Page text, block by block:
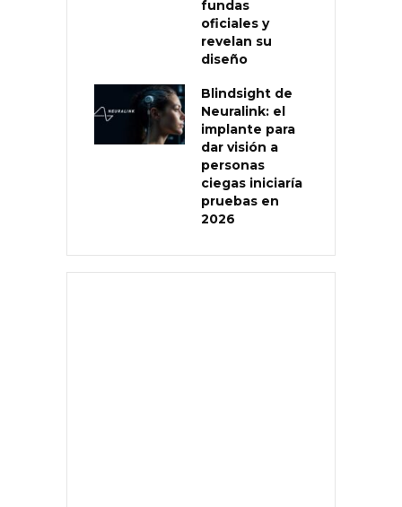
fundas
oficiales y
revelan su
diseño
Blindsight de
Neuralink: el
implante para
dar visión a
personas
ciegas iniciaría
pruebas en
2026